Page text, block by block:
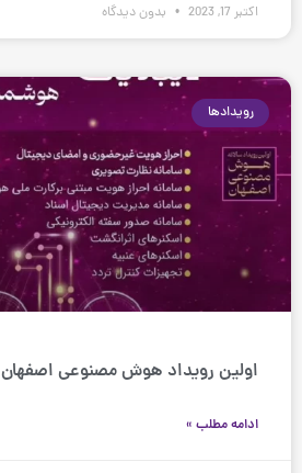
اکتبر 17, 2023 بدون دیدگاه
رویدادها
اولین رویداد هوش مصنوعی اصفهان
ادامه مطلب »